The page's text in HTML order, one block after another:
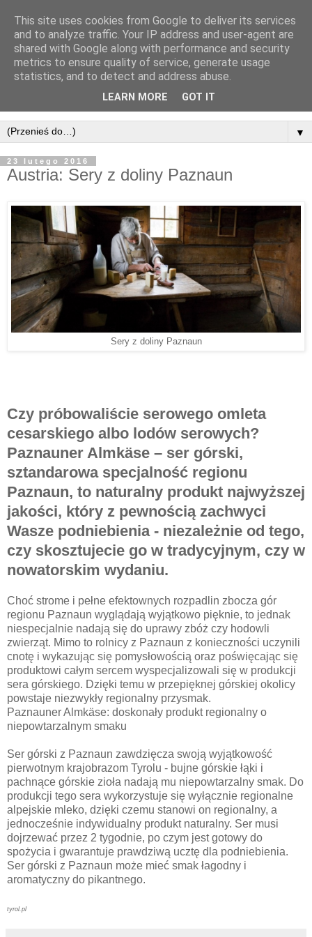
▼
23 lutego 2016
Austria: Sery z doliny Paznaun
Sery z doliny Paznaun
Czy próbowaliście serowego omleta
cesarskiego albo lodów serowych?
Paznauner Almkäse – ser górski,
sztandarowa specjalność regionu
Paznaun, to naturalny produkt najwyższej
jakości, który z pewnością zachwyci
Wasze podniebienia - niezależnie od tego,
czy skosztujecie go w tradycyjnym, czy w
nowatorskim wydaniu.
Choć strome i pełne efektownych rozpadlin zbocza gór
regionu Paznaun wyglądają wyjątkowo pięknie, to jednak
niespecjalnie nadają się do uprawy zbóż czy hodowli
zwierząt. Mimo to rolnicy z Paznaun z konieczności uczynili
cnotę i wykazując się pomysłowością oraz poświęcając się
produktowi całym sercem wyspecjalizowali się w produkcji
sera górskiego. Dzięki temu w przepięknej górskiej okolicy
powstaje niezwykły regionalny przysmak.
Paznauner Almkäse: doskonały produkt regionalny o
niepowtarzalnym smaku
Ser górski z Paznaun zawdzięcza swoją wyjątkowość
pierwotnym krajobrazom Tyrolu - bujne górskie łąki i
pachnące górskie zioła nadają mu niepowtarzalny smak. Do
produkcji tego sera wykorzystuje się wyłącznie regionalne
alpejskie mleko, dzięki czemu stanowi on regionalny, a
jednocześnie indywidualny produkt naturalny. Ser musi
dojrzewać przez 2 tygodnie, po czym jest gotowy do
spożycia i gwarantuje prawdziwą ucztę dla podniebienia.
Ser górski z Paznaun może mieć smak łagodny i
aromatyczny do pikantnego.
tyrol.pl
This site uses cookies from Google to deliver its services
and to analyze traffic. Your IP address and user-agent are
shared with Google along with performance and security
metrics to ensure quality of service, generate usage
statistics, and to detect and address abuse.
LEARN MORE GOT IT